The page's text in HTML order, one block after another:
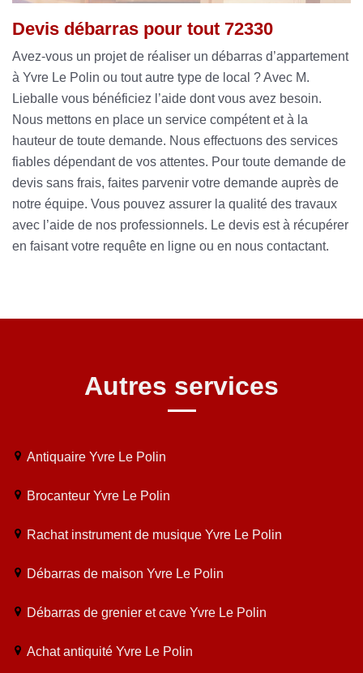
Devis débarras pour tout 72330
Avez-vous un projet de réaliser un débarras d’appartement
à Yvre Le Polin ou tout autre type de local ? Avec M.
Lieballe vous bénéficiez l’aide dont vous avez besoin.
Nous mettons en place un service compétent et à la
hauteur de toute demande. Nous effectuons des services
fiables dépendant de vos attentes. Pour toute demande de
devis sans frais, faites parvenir votre demande auprès de
notre équipe. Vous pouvez assurer la qualité des travaux
avec l’aide de nos professionnels. Le devis est à récupérer
en faisant votre requête en ligne ou en nous contactant.
Autres services
Antiquaire Yvre Le Polin
Brocanteur Yvre Le Polin
Rachat instrument de musique Yvre Le Polin
Débarras de maison Yvre Le Polin
Débarras de grenier et cave Yvre Le Polin
Achat antiquité Yvre Le Polin